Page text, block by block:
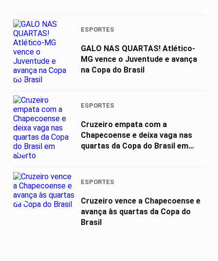
02
ESPORTES
GALO NAS QUARTAS! Atlético-
MG vence o Juventude e avança
na Copa do Brasil
03
ESPORTES
Cruzeiro empata com a
Chapecoense e deixa vaga nas
quartas da Copa do Brasil em
04
ESPORTES
Cruzeiro vence a Chapecoense e
avança às quartas da Copa do
Brasil